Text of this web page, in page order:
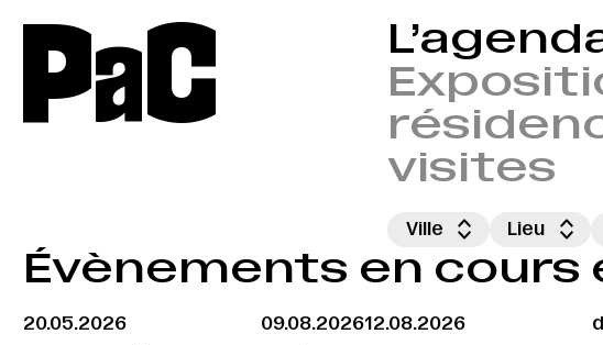
PaC
visites
Ville Lieu
Évènements en cours
20.05.2026
09.08.202612.08.2026